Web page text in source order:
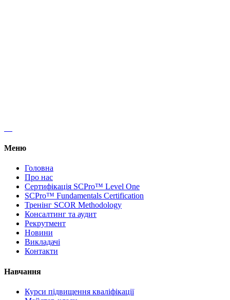
Меню
Головна
Про нас
Сертифікація SCPro™ Level One
SCPro™ Fundamentals Certification
Тренінг SCOR Methodology
Консалтинг та аудит
Рекрутмент
Новини
Викладачі
Контакти
Навчання
Курси підвищення кваліфікації